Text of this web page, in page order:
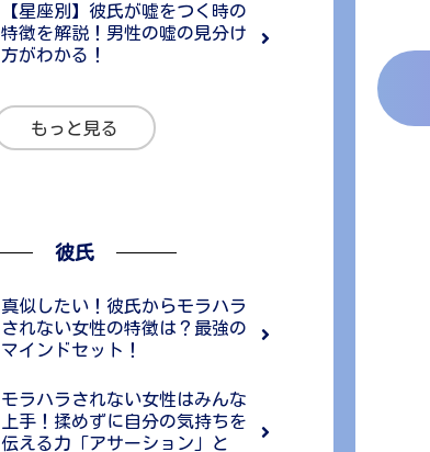
【星座別】彼氏が嘘をつく時の
特徴を解説！男性の嘘の見分け
方がわかる！
もっと見る
彼氏
真似したい！彼氏からモラハラ
されない女性の特徴は？最強の
マインドセット！
モラハラされない女性はみんな
上手！揉めずに自分の気持ちを
伝える力「アサーション」と